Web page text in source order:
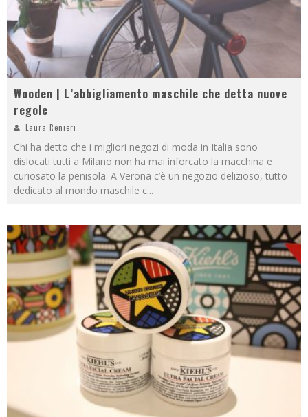
Wooden | L’abbigliamento maschile che detta nuove
regole
Laura Renieri
Chi ha detto che i migliori negozi di moda in Italia sono
dislocati tutti a Milano non ha mai inforcato la macchina e
curiosato la penisola. A Verona c’è un negozio delizioso, tutto
dedicato al mondo maschile c...